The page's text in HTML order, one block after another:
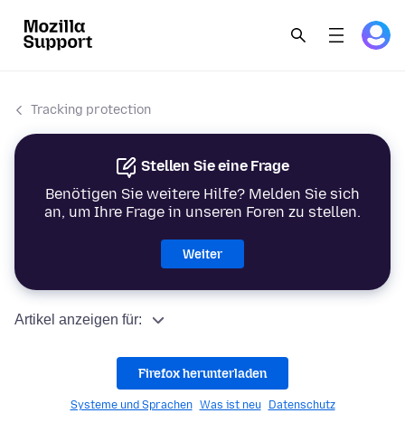
Tracking protection
Stellen Sie eine Frage
Benötigen Sie weitere Hilfe? Melden Sie sich
an, um Ihre Frage in unseren Foren zu stellen.
Weiter
Artikel anzeigen für:
Firefox herunterladen
Systeme und Sprachen Was ist neu Datenschutz